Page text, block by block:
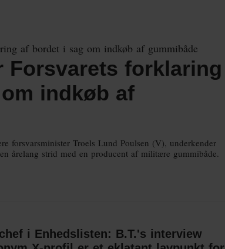
Forsvarets forklaring
indkøb af
forsvarsminister Troels Lund Poulsen (V), underkender
årelang strid med en producent af militære gummibåde.
i Enhedslisten: B.T.'s interview